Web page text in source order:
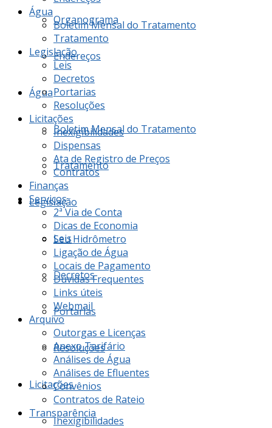
Organograma
Endereços
Água
Boletim Mensal do Tratamento
Tratamento
Legislação
Leis
Decretos
Portarias
Resoluções
Licitações
Inexigibilidades
Água
Boletim Mensal do Tratamento
Tratamento
Legislação
Leis
Decretos
Portarias
Resoluções
Licitações
Inexigibilidades
Dispensas
Ata de Registro de Preços
Contratos
Finanças
Serviços
2ª Via de Conta
Dicas de Economia
Seu Hidrômetro
Ligação de Água
Locais de Pagamento
Dúvidas Frequentes
Links úteis
Webmail
Arquivo
Outorgas e Licenças
Anexo Tarifário
Análises de Água
Análises de Efluentes
Convênios
Contratos de Rateio
Transparência